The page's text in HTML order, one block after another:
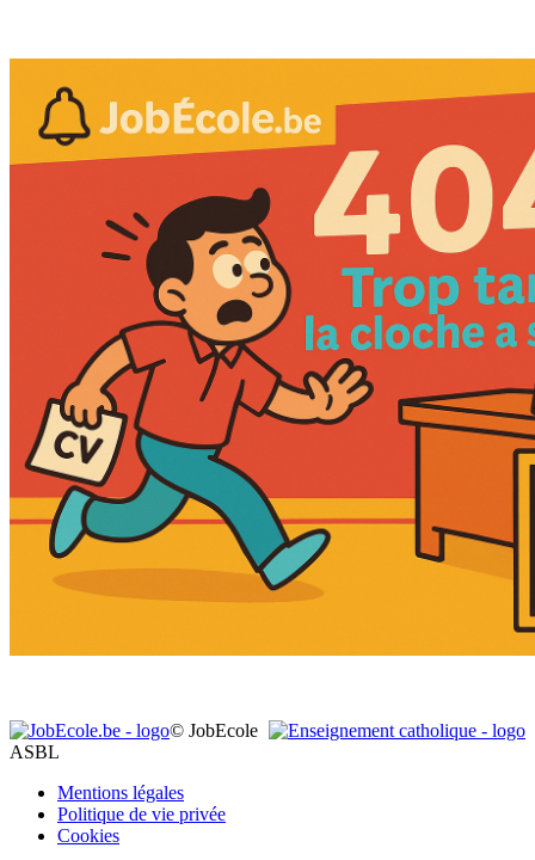
© JobEcole
ASBL
Mentions légales
Politique de vie privée
Cookies